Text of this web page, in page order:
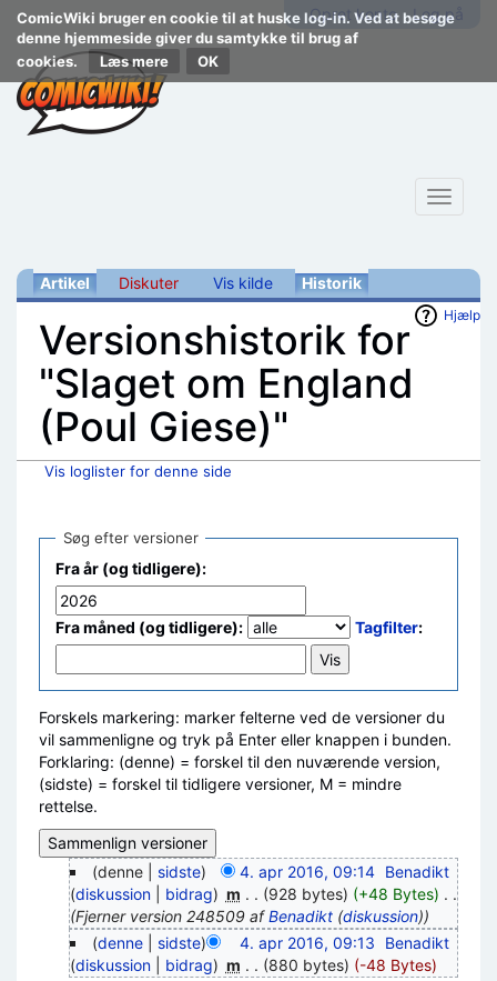
ComicWiki bruger en cookie til at huske log-in. Ved at besøge
denne hjemmeside giver du samtykke til brug af
cookies.
Læs mere
Opret konto Log på
Toggle
Artikel Diskuter Vis kilde Historik
Hjælp
Versionshistorik for
"Slaget om England
(Poul Giese)"
Vis loglister for denne side
Søg efter versioner
Fra år (og tidligere):
Fra måned (og tidligere): Tagfilter:
Forskels markering: marker felterne ved de versioner du
vil sammenligne og tryk på Enter eller knappen i bunden.
Forklaring: (denne) = forskel til den nuværende version,
(sidste) = forskel til tidligere versioner, M = mindre
rettelse.
(denne | sidste) 4. apr 2016, 09:14‎ Benadikt
(diskussion| bidrag) m . . (928 bytes) (+48 Bytes) . .
(Fjerner version 248509 afBenadikt(diskussion))
(denne| sidste) 4. apr 2016, 09:13
Benadikt
(diskussion| bidrag) m . . (880 bytes) (-48 Bytes)